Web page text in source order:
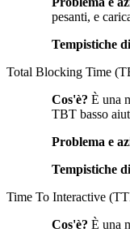
pesanti, e
Tempistiche
Total Blocking Time
Cos'è? È una
TBT basso
Problema e
Tempistiche
Time To Interactive
Cos'è? È una